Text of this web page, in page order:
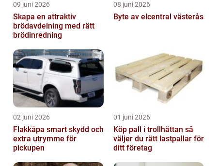
09 juni 2026
Skapa en attraktiv
brödavdelning med rätt
brödinredning
08 juni 2026
Byte av elcentral västerås
02 juni 2026
Flakkåpa smart skydd och
extra utrymme för
pickupen
01 juni 2026
Köp pall i trollhättan så
väljer du rätt lastpallar för
ditt företag